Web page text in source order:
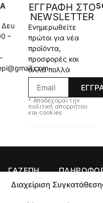
Διαχείριση
Δευ
–
ΕΓΓΡΑΦΗ ΣΤΟ
NEWSLETTER
Ενημερωθείτε
πρώτοι για νέα
προϊόντα,
προσφορές και
άλλα πολλά
* Αποδέχομαι την
πολιτική απορρήτου
και cookies
ΓΑΖΕΠΗ
Όροι Χρήσης